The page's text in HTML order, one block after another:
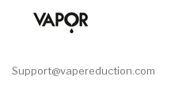
Support@vapereduction.com